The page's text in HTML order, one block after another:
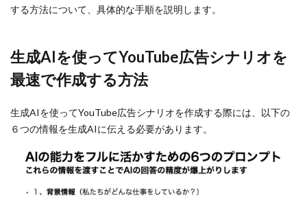
する方法について、具体的な手順を説明します。
生成AIを使ってYouTube広告シナリオを
最速で作成する方法
生成AIを使ってYouTube広告シナリオを作成する際には、以下の
６つの情報を生成AIに伝える必要があります。